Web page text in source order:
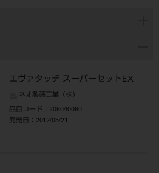
エヴァタッチ スーパーセットEX
ネオ製薬工業（株）
品目コード ：205040060
発売日
：2012/05/21